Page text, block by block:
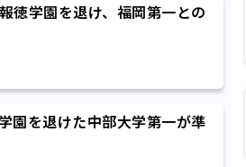
徳学園を退け、福岡第一との
園を退けた中部大学第一が準